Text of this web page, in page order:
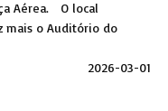
Aérea. O local
mais o Auditório do
2026-03-01